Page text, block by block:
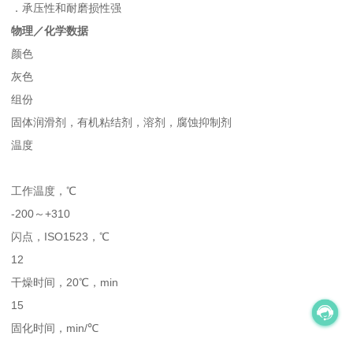
．承压性和耐磨损性强
物理／化学数据
颜色
灰色
组份
固体润滑剂，有机粘结剂，溶剂，腐蚀抑制剂
温度
工作温度，℃
-200～+310
闪点，ISO1523，℃
12
干燥时间，20℃，min
15
固化时间，min/℃